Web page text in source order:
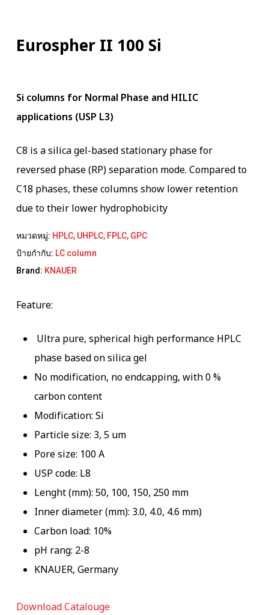
Eurospher II 100 Si
Si columns for Normal Phase and HILIC
applications (USP L3)
C8 is a silica gel-based stationary phase for
reversed phase (RP) separation mode. Compared to
C18 phases, these columns show lower retention
due to their lower hydrophobicity
หมวดหมู่: HPLC, UHPLC, FPLC, GPC
ป้ายกำกับ: LC column
Brand: KNAUER
Feature:
Ultra pure, spherical high performance HPLC
phase based on silica gel
No modification, no endcapping, with 0 %
carbon content
Modification: Si
Particle size: 3, 5 um
Pore size: 100 A
USP code: L8
Lenght (mm): 50, 100, 150, 250 mm
Inner diameter (mm): 3.0, 4.0, 4.6 mm)
Carbon load: 10%
pH rang: 2-8
KNAUER, Germany
Download Catalouge